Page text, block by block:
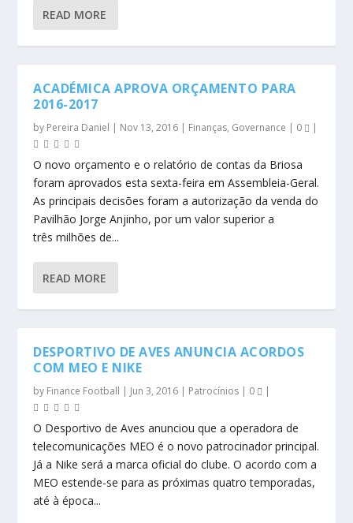
READ MORE
ACADÉMICA APROVA ORÇAMENTO PARA
2016-2017
by Pereira Daniel | Nov 13, 2016 | Finanças, Governance | 0 |
O novo orçamento e o relatório de contas da Briosa
foram aprovados esta sexta-feira em Assembleia-Geral.
As principais decisões foram a autorização da venda do
Pavilhão Jorge Anjinho, por um valor superior a
três milhões de...
READ MORE
DESPORTIVO DE AVES ANUNCIA ACORDOS
COM MEO E NIKE
by Finance Football | Jun 3, 2016 | Patrocínios | 0 |
O Desportivo de Aves anunciou que a operadora de
telecomunicações MEO é o novo patrocinador principal.
Já a Nike será a marca oficial do clube. O acordo com a
MEO estende-se para as próximas quatro temporadas,
até à época...